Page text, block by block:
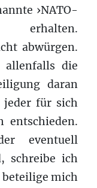
›NATO-
erhalten.
abwürgen.
allenfalls die
daran
jeder für sich
entschieden.
eventuell
schreibe ich
mich